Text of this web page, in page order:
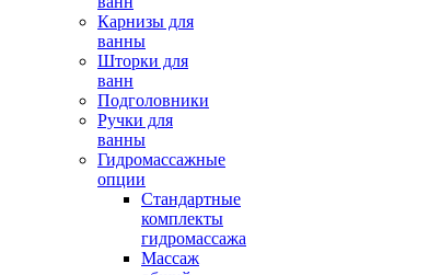
Карнизы для
ванны
Шторки для
ванн
Подголовники
Ручки для
ванны
Гидромассажные
опции
Стандартные
комплекты
гидромассажа
Массаж